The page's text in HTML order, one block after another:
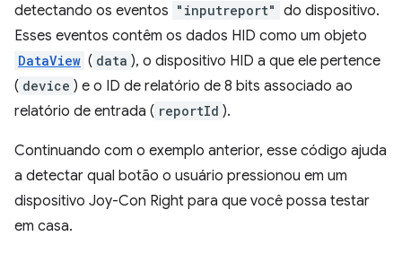
detectando os eventos "inputreport" do dispositivo.
Esses eventos contêm os dados HID como um objeto
DataView ( data ), o dispositivo HID a que ele pertence
( device ) e o ID de relatório de 8 bits associado ao
relatório de entrada ( reportId ).
Continuando com o exemplo anterior, esse código ajuda
a detectar qual botão o usuário pressionou em um
dispositivo Joy-Con Right para que você possa testar
em casa.